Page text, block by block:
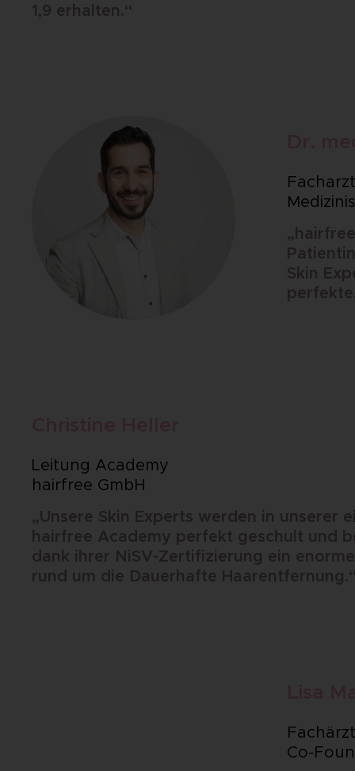
1,9 erhalten.“
Skin
Leitung Academy
hairfree GmbH
„Unsere Skin Experts werden in unserer
hairfree Academy perfekt geschult und
dank ihrer NiSV-Zertifizierung ein
rund um die Dauerhafte
Co-